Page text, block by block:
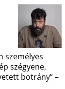
személyes
szégyene,
botrány” –